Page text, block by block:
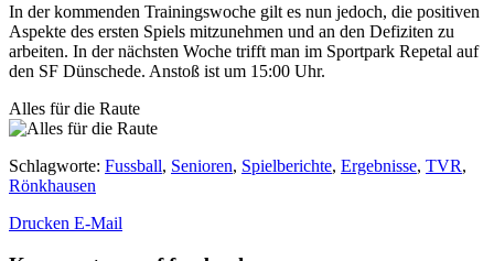
In der kommenden Trainingswoche gilt es nun jedoch, die positiven
Aspekte des ersten Spiels mitzunehmen und an den Defiziten zu
arbeiten. In der nächsten Woche trifft man im Sportpark Repetal auf
den SF Dünschede. Anstoß ist um 15:00 Uhr.
Alles für die Raute
Schlagworte: Fussball, Senioren, Spielberichte, Ergebnisse, TVR,
Rönkhausen
Drucken E-Mail